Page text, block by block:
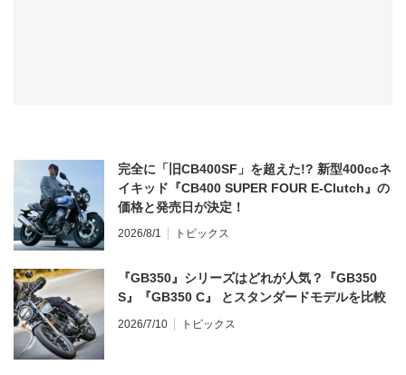
完全に「旧CB400SF」を超えた!? 新型400ccネ
イキッド『CB400 SUPER FOUR E-Clutch』の
価格と発売日が決定！
2026/8/1 トピックス
『GB350』シリーズはどれが人気？『GB350
S』『GB350 C』 とスタンダードモデルを比較
2026/7/10 トピックス